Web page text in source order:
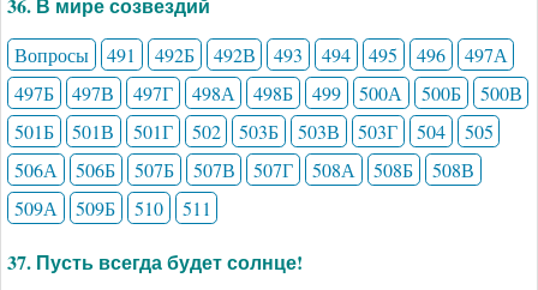
36. В мире созвездий
Вопросы 491 492Б 492В 493 494 495 496
497А
497Б
497В 497Г 498А 498Б 499 500А 500Б
500В
501Б
501В 501Г 502 503Б 503В 503Г 504
505
506А
506Б 507Б 507В 507Г 508А 508Б
508В
509А
509Б 510 511
37. Пусть всегда будет солнце!